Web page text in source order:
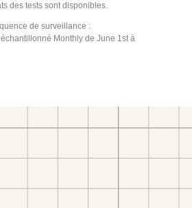
des tests sont disponibles.
de surveillance :
Monthly de June 1st à